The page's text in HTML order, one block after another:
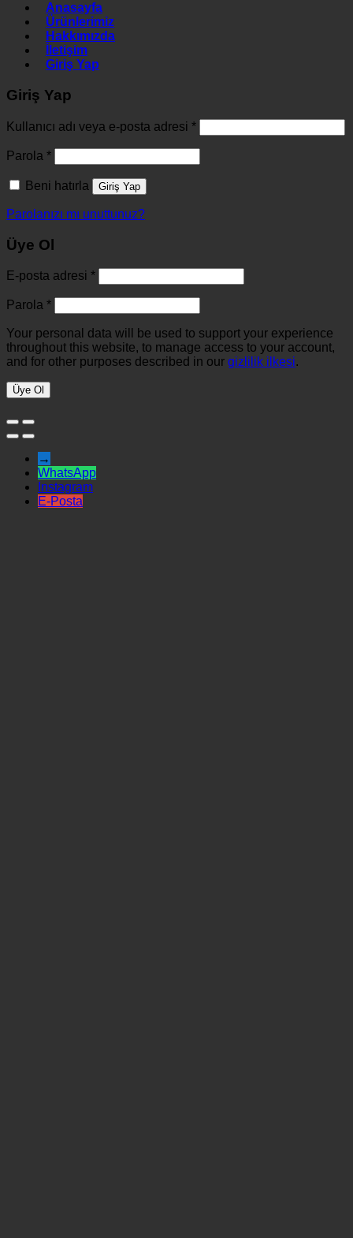
Anasayfa
Ürünlerimiz
Hakkımızda
İletişim
Giriş Yap
Giriş Yap
Kullanıcı adı veya e-posta adresi *
Parola *
Beni hatırla Giriş Yap
Parolanızı mı unuttunuz?
Üye Ol
E-posta adresi *
Parola *
Your personal data will be used to support your experience
throughout this website, to manage access to your account,
and for other purposes described in our gizlilik ilkesi.
Üye Ol
→
WhatsApp
Instagram
E-Posta